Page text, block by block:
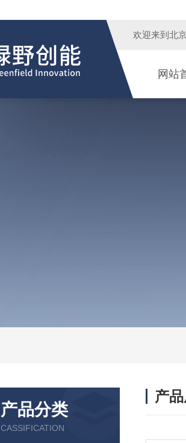
欢迎来到 北
网站
产品分类
CASSIFICATION
产